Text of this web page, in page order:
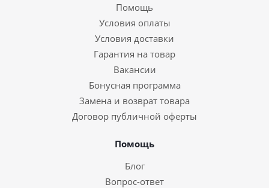
Помощь
Условия оплаты
Условия доставки
Гарантия на товар
Вакансии
Бонусная программа
Замена и возврат товара
Договор публичной оферты
Помощь
Блог
Вопрос-ответ